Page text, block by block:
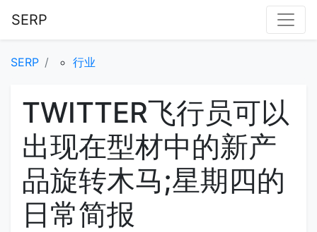
SERP
SERP 行业
TWITTER飞行员可以
出现在型材中的新产
品旋转木马;星期四的
日常简报